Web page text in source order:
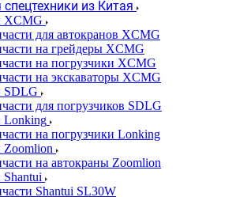
из Китая
XCMG
для автокранов XCMG
на грейдеры XCMG
на погрузчики XCMG
на экскаваторы XCMG
SDLG
для погрузчиков SDLG
Lonking
на погрузчики Lonking
Zoomlion
на автокраны Zoomlion
Shantui
Shantui SL30W